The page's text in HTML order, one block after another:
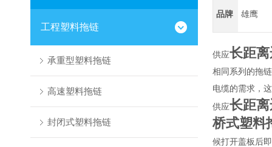
工程塑料拖链
承重型塑料拖链
高速塑料拖链
封闭式塑料拖链
品牌 雄鹰
供应长距
相同系列的拖
电缆的需求，
供应长距
桥式塑料
候打开盖板后